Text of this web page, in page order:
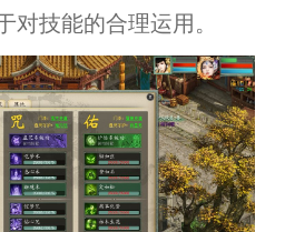
对技能的合理运用。